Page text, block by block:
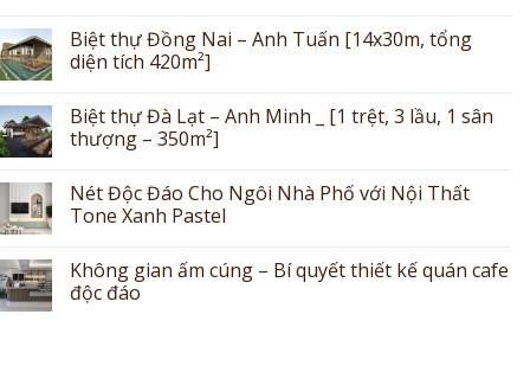
Biệt thự Đồng Nai – Anh Tuấn [14x30m, tổng
diện tích 420m²]
Biệt thự Đà Lạt – Anh Minh _ [1 trệt, 3 lầu, 1 sân
thượng – 350m²]
Nét Độc Đáo Cho Ngôi Nhà Phố với Nội Thất
Tone Xanh Pastel
Không gian ấm cúng – Bí quyết thiết kế quán cafe
độc đáo